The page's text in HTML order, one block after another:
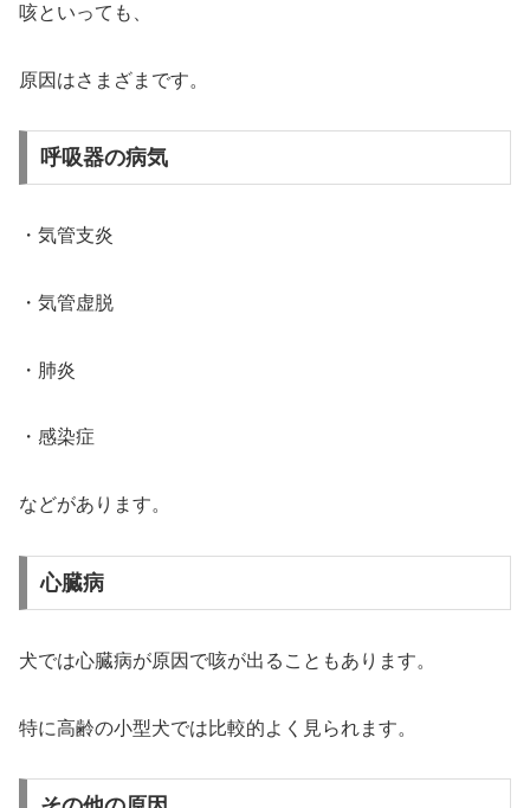
咳といっても、
原因はさまざまです。
呼吸器の病気
・気管支炎
・気管虚脱
・肺炎
・感染症
などがあります。
心臓病
犬では心臓病が原因で咳が出ることもあります。
特に高齢の小型犬では比較的よく見られます。